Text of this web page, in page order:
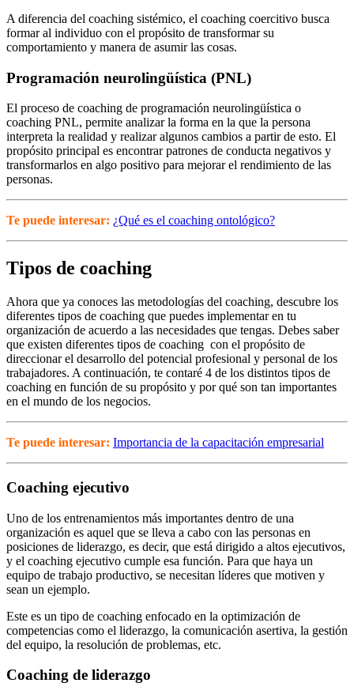
A diferencia del coaching sistémico, el coaching coercitivo busca
formar al individuo con el propósito de transformar su
comportamiento y manera de asumir las cosas.
Programación neurolingüística (PNL)
El proceso de coaching de programación neurolingüística o
coaching PNL, permite analizar la forma en la que la persona
interpreta la realidad y realizar algunos cambios a partir de esto. El
propósito principal es encontrar patrones de conducta negativos y
transformarlos en algo positivo para mejorar el rendimiento de las
personas.
Te puede interesar: ¿Qué es el coaching ontológico?
Tipos de coaching
Ahora que ya conoces las metodologías del coaching, descubre los
diferentes tipos de coaching que puedes implementar en tu
organización de acuerdo a las necesidades que tengas. Debes saber
que existen diferentes tipos de coaching con el propósito de
direccionar el desarrollo del potencial profesional y personal de los
trabajadores. A continuación, te contaré 4 de los distintos tipos de
coaching en función de su propósito y por qué son tan importantes
en el mundo de los negocios.
Te puede interesar: Importancia de la capacitación empresarial
Coaching ejecutivo
Uno de los entrenamientos más importantes dentro de una
organización es aquel que se lleva a cabo con las personas en
posiciones de liderazgo, es decir, que está dirigido a altos ejecutivos,
y el coaching ejecutivo cumple esa función. Para que haya un
equipo de trabajo productivo, se necesitan líderes que motiven y
sean un ejemplo.
Este es un tipo de coaching enfocado en la optimización de
competencias como el liderazgo, la comunicación asertiva, la gestión
del equipo, la resolución de problemas, etc.
Coaching de liderazgo